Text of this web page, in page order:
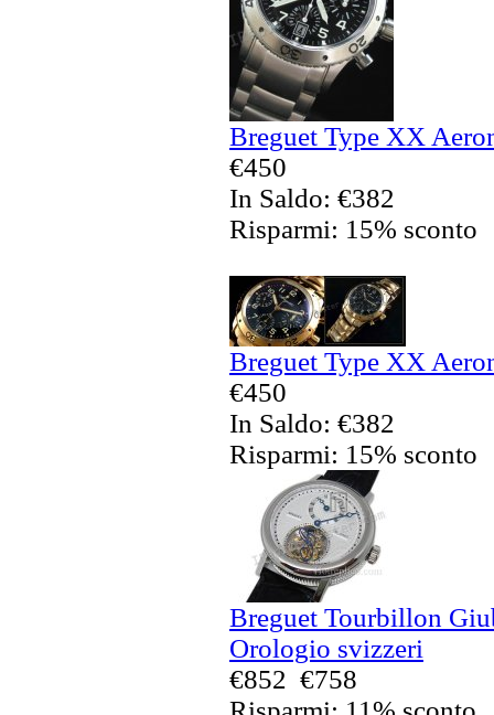
Breguet Type XX
€450
In Saldo: €382
Risparmi: 15% sconto
Breguet Type XX
€450
In Saldo: €382
Risparmi: 15% sconto
Breguet Tourbillon
Orologio svizzeri
€852 €758